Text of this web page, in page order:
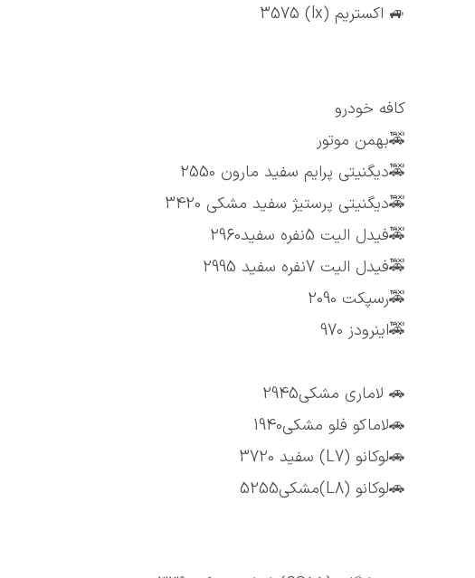
🚙 اکستریم (lx) 3575
کافه خودرو
🚕بهمن موتور
🚕دیگنیتی پرایم سفید مارون 2550
🚕دیگنیتی پرستیژ سفید مشکی 3420
🚕فیدل الیت 5نفره سفید2960
🚕فیدل الیت 7نفره سفید 2995
🚕رسپکت 2090
🚕اینرودز 970
🚗 لاماری مشکی2945
🚗لاماکو فلو مشکی1940
🚗لوکانو (L7) سفید 3720
🚗لوکانو (L8)مشکی5255